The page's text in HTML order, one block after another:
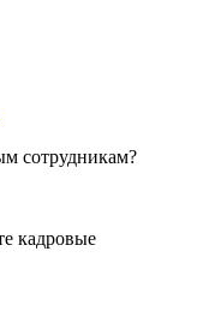
сотрудникам?
кадровые